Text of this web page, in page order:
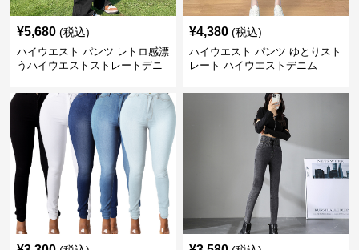
¥5,680 (税込)
ハイウエスト パンツ レトロ感漂
うハイウエストストレートデニ
¥4,380 (税込)
ハイウエスト パンツ ゆとりスト
レート ハイウエストデニム